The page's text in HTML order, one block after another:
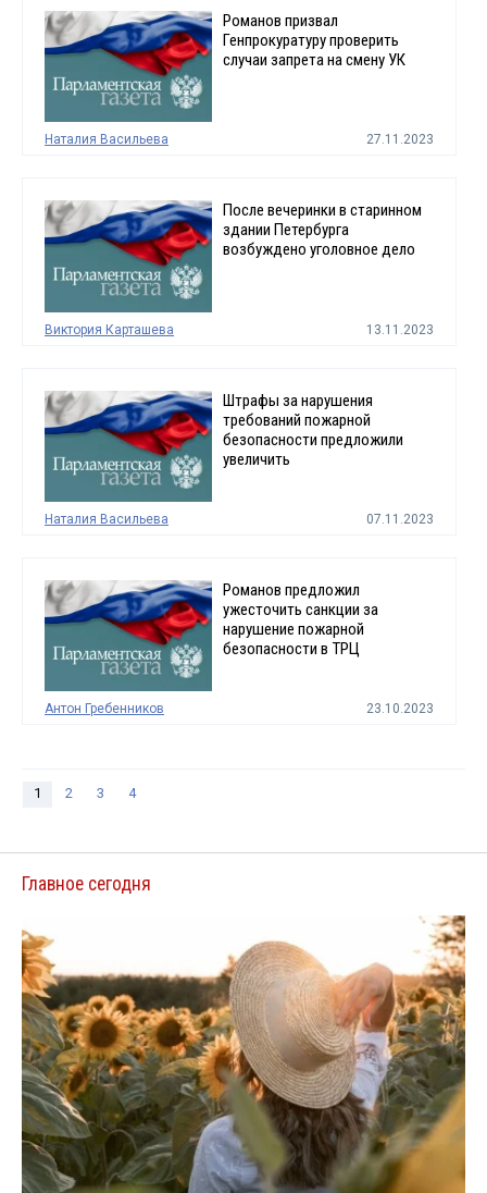
Романов призвал
Генпрокуратуру проверить
случаи запрета на смену УК
Наталия Васильева 27.11.2023
После вечеринки в старинном
здании Петербурга
возбуждено уголовное дело
Виктория Карташева 13.11.2023
Штрафы за нарушения
требований пожарной
безопасности предложили
увеличить
Наталия Васильева 07.11.2023
Романов предложил
ужесточить санкции за
нарушение пожарной
безопасности в ТРЦ
Антон Гребенников 23.10.2023
1 2 3 4
Главное сегодня